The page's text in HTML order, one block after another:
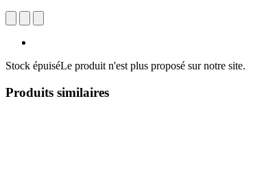
Stock épuiséLe produit n'est plus proposé sur notre site.
Produits similaires